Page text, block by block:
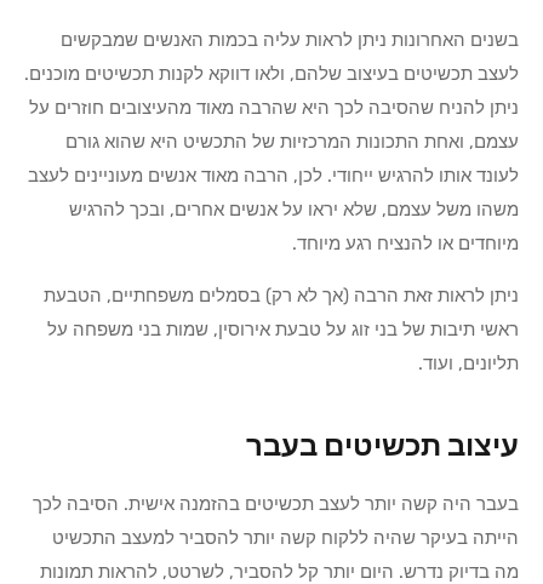
בשנים האחרונות ניתן לראות עליה בכמות האנשים שמבקשים
לעצב תכשיטים בעיצוב שלהם, ולאו דווקא לקנות תכשיטים מוכנים.
ניתן להניח שהסיבה לכך היא שהרבה מאוד מהעיצובים חוזרים על
עצמם, ואחת התכונות המרכזיות של התכשיט היא שהוא גורם
לעונד אותו להרגיש ייחודי. לכן, הרבה מאוד אנשים מעוניינים לעצב
משהו משל עצמם, שלא יראו על אנשים אחרים, ובכך להרגיש
מיוחדים או להנציח רגע מיוחד.
ניתן לראות זאת הרבה (אך לא רק) בסמלים משפחתיים, הטבעת
ראשי תיבות של בני זוג על טבעת אירוסין, שמות בני משפחה על
תליונים, ועוד.
עיצוב תכשיטים בעבר
בעבר היה קשה יותר לעצב תכשיטים בהזמנה אישית. הסיבה לכך
הייתה בעיקר שהיה ללקוח קשה יותר להסביר למעצב התכשיט
מה בדיוק נדרש. היום יותר קל להסביר, לשרטט, להראות תמונות